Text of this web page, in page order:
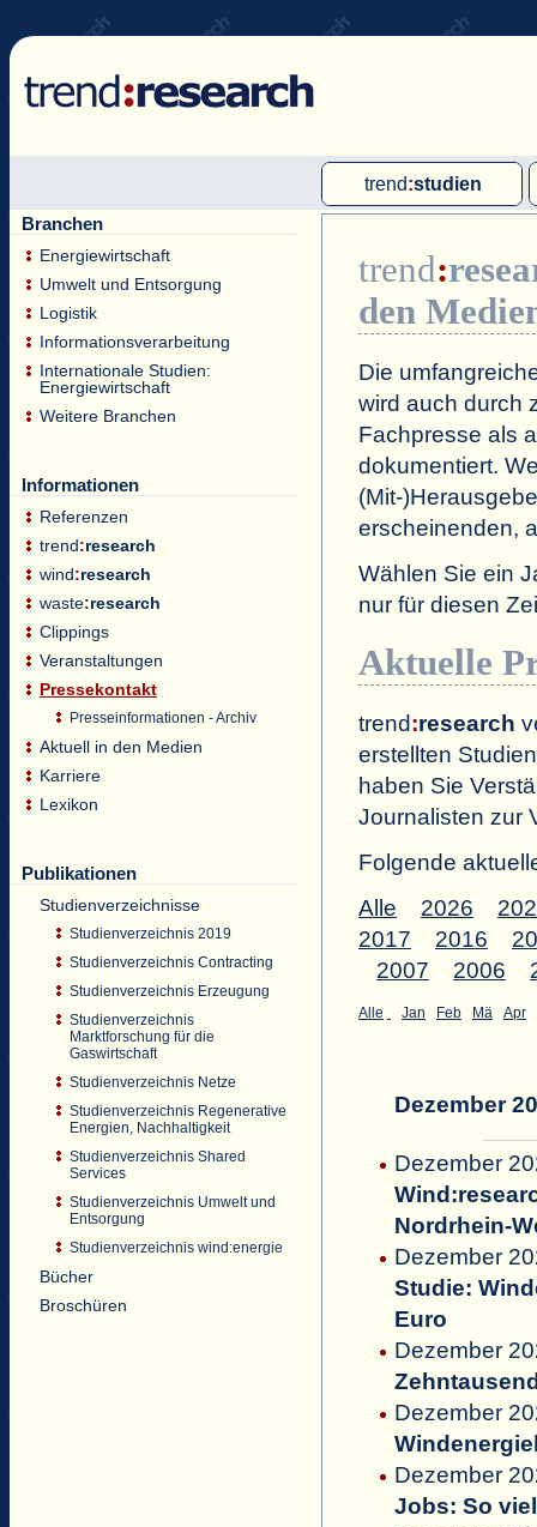
trend:studien
Single-Client-Studien
Internationale Markt Reports
Branchen
Energiewirtschaft
Umwelt und Entsorgung
Logistik
Informationsverarbeitung
Internationale Studien:
Energiewirtschaft
Weitere Branchen
Informationen
Referenzen
trend:research
wind:research
waste:research
Clippings
Veranstaltungen
Pressekontakt
Presseinformationen - Archiv
Aktuell in den Medien
Karriere
Lexikon
Publikationen
Studienverzeichnisse
Studienverzeichnis 2019
Studienverzeichnis Contracting
Studienverzeichnis Erzeugung
Studienverzeichnis
Marktforschung für die
Gaswirtschaft
Studienverzeichnis Netze
Studienverzeichnis Regenerative
Energien, Nachhaltigkeit
Studienverzeichnis Shared
Services
Studienverzeichnis Umwelt und
Entsorgung
Studienverzeichnis wind:energie
Bücher
Broschüren
trend:
den
Die
wird auch durch
Fachpresse als
dokumentiert.
(Mit-
erscheinenden,
Wählen Sie ein
nur für diesen
Aktuelle
trend:research
erstellten
haben Sie
Journalisten zur
Folgende
Alle
2026
2017
2016
2007
2006
Alle Jan Feb Mä Apr
Dezember
Dezember
Nordrhein-
Dezember
Studie:
Euro
Dezember
Dezember
Dezember
Jobs: So